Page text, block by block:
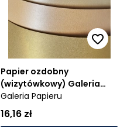
Papier ozdobny
(wizytówkowy) Galeria
Papieru Iceland A4 -
brzoskwiniowy 220 g
(200612)
Galeria Papieru
16,16 zł